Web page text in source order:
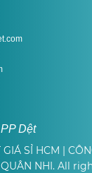
Dệt
SỈ HCM |
NHI. All